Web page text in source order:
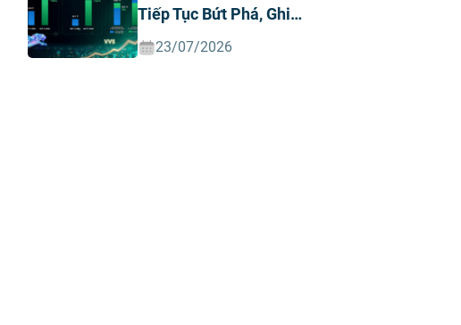
Tiếp Tục Bứt Phá, Ghi
Nhận Doanh Thu Và
23/07/2026